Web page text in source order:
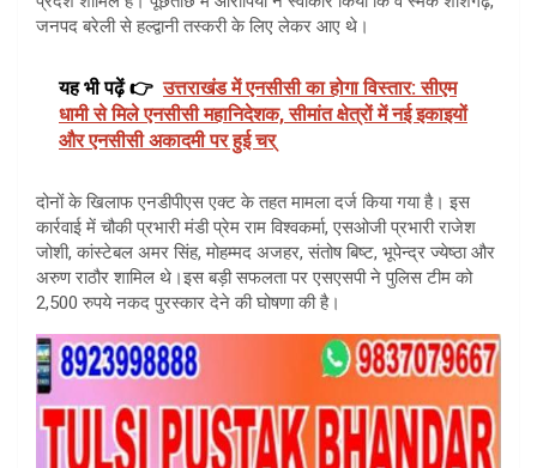
जनपद बरेली से हल्द्वानी तस्करी के लिए लेकर आए थे।
यह भी पढ़ें 👉 उत्तराखंड में एनसीसी का होगा विस्तार: सीएम
धामी से मिले एनसीसी महानिदेशक, सीमांत क्षेत्रों में नई इकाइयों
और एनसीसी अकादमी पर हुई चर्
दोनों के खिलाफ एनडीपीएस एक्ट के तहत मामला दर्ज किया गया है। इस
कार्रवाई में चौकी प्रभारी मंडी प्रेम राम विश्वकर्मा, एसओजी प्रभारी राजेश
जोशी, कांस्टेबल अमर सिंह, मोहम्मद अजहर, संतोष बिष्ट, भूपेन्द्र ज्येष्ठा और
अरुण राठौर शामिल थे।इस बड़ी सफलता पर एसएसपी ने पुलिस टीम को
2,500 रुपये नकद पुरस्कार देने की घोषणा की है।